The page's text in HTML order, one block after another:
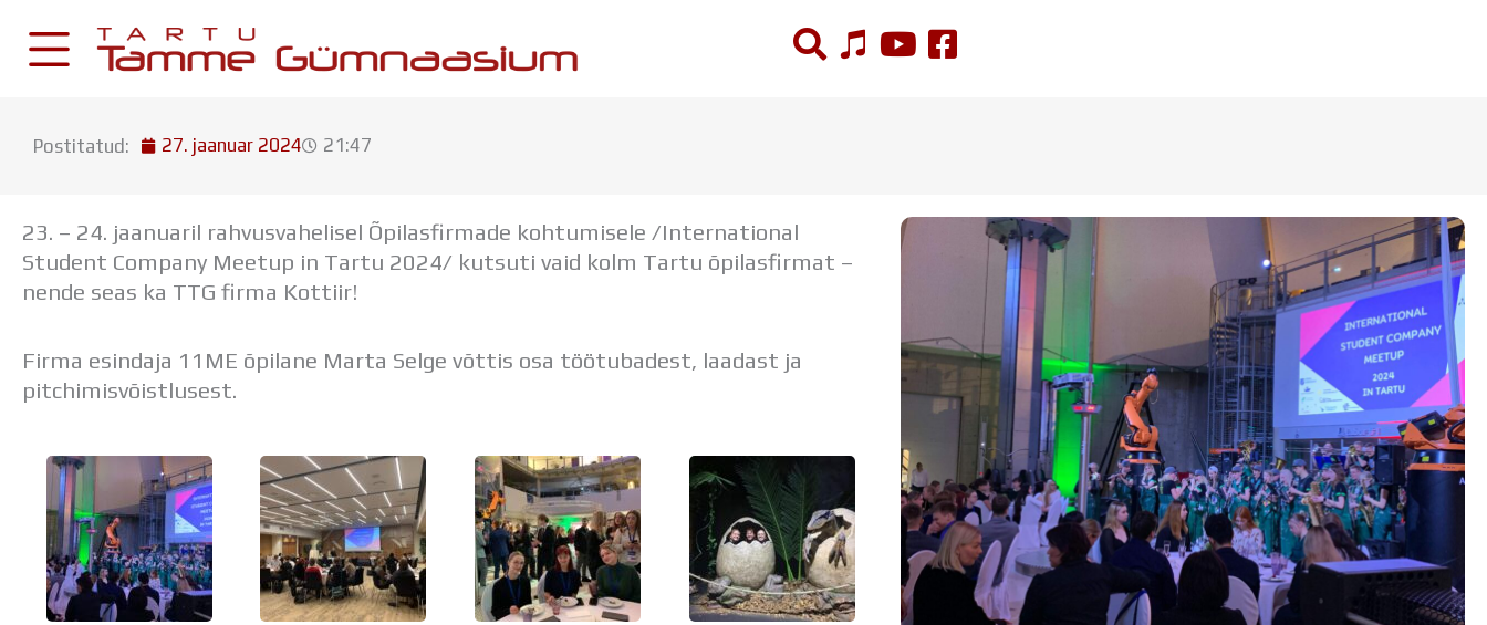
content
Postkast
Drive
Tamme Leht
Kooliraadio
Aastaplaan
Õppekava
Õpilastööd (UPT)
Meie kool
Dokumendid
Uudised
Lapsevanemale
Vilistlastele
Toitlustamine
Virtuaaltuur
Õpilasesindus
Kontaktid
Tööpakkumised
Postitatud: 27. jaanuar 2024 21:47
23. – 24. jaanuaril rahvusvahelisel Õpilasfirmade kohtumisele /International
Student Company Meetup in Tartu 2024/ kutsuti vaid kolm Tartu õpilasfirmat –
nende seas ka TTG firma Kottiir!
Firma esindaja 11ME õpilane Marta Selge võttis osa töötubadest, laadast ja
pitchimisvõistlusest.